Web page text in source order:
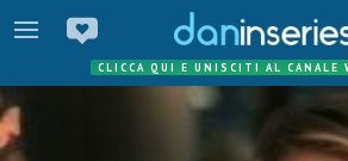
CLICCA QUI E UNISCITI AL CANALE